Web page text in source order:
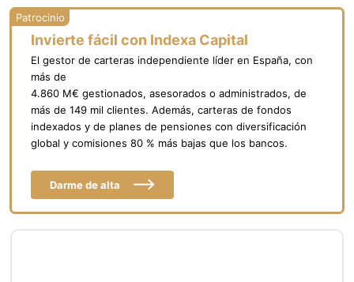
Invierte fácil con Indexa Capital
El gestor de carteras independiente líder en España, con
más de
4.860 M€ gestionados, asesorados o administrados, de
más de 149 mil clientes. Además, carteras de fondos
indexados y de planes de pensiones con diversificación
global y comisiones 80 % más bajas que los bancos.
Darme de alta